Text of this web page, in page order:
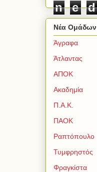
n
e d
Νέα Ομάδων
Άγραφα
Άτλαντας
ΑΠΟΚ
Ακαδημία
Π.Α.Κ.
ΠΑΟΚ
Ραπτόπουλο
Τυμφρηστός
Φραγκίστα